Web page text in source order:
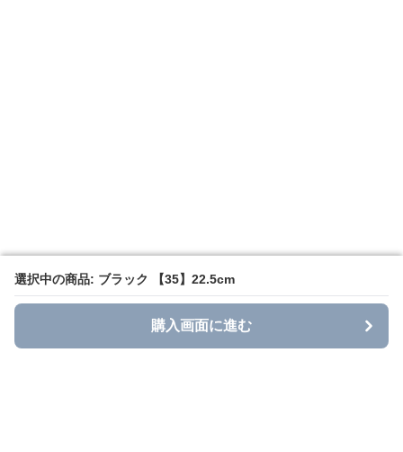
選択中の商品: ブラック 【35】22.5cm
購入画面に進む
選択中の商品: ブラック 【35】22.5cm
購入画面に進む